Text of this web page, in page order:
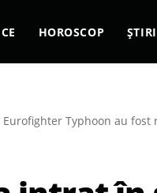
HOROSCOP ȘTIRI
Typhoon au